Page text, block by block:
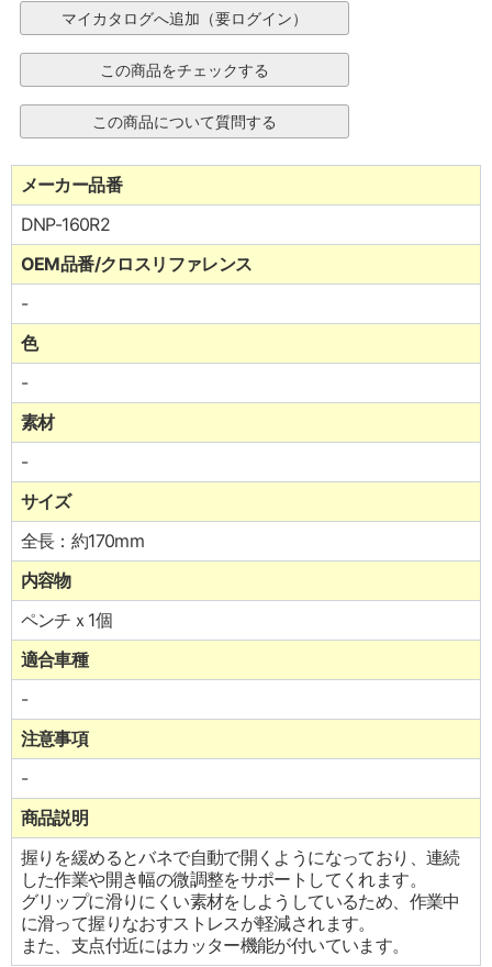
メーカー品番
DNP-160R2
OEM品番/クロスリファレンス
-
色
-
素材
-
サイズ
全長：約170mm
内容物
ペンチｘ1個
適合車種
-
注意事項
-
商品説明
握りを緩めるとバネで自動で開くようになっており、連続
した作業や開き幅の微調整をサポートしてくれます。
グリップに滑りにくい素材をしようしているため、作業中
に滑って握りなおすストレスが軽減されます。
また、支点付近にはカッター機能が付いています。